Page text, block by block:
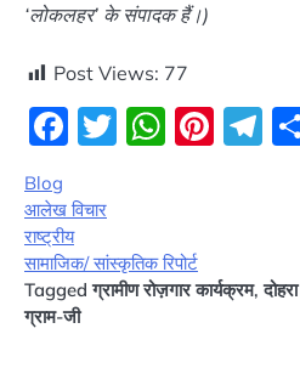
‘लोकलहर’ के संपादक हैं।)
Post Views: 77
Facebook
Twitter
Blog
आलेख विचार
राष्ट्रीय
सामाजिक/ सांस्कृतिक रिपोर्ट
Taggedग्रामीण रोज़गार कार्यक्रम,
ग्राम-जी